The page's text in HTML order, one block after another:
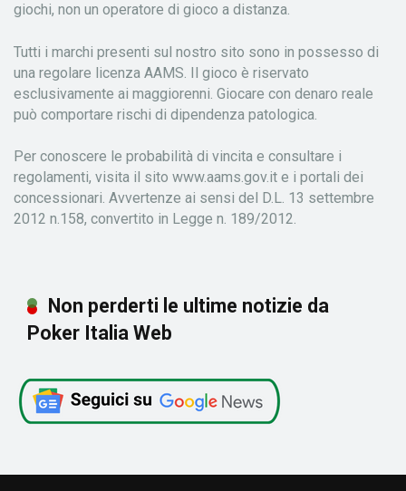
giochi, non un operatore di gioco a distanza.
Tutti i marchi presenti sul nostro sito sono in possesso di
una regolare licenza AAMS. Il gioco è riservato
esclusivamente ai maggiorenni. Giocare con denaro reale
può comportare rischi di dipendenza patologica.
Per conoscere le probabilità di vincita e consultare i
regolamenti, visita il sito www.aams.gov.it e i portali dei
concessionari. Avvertenze ai sensi del D.L. 13 settembre
2012 n.158, convertito in Legge n. 189/2012.
Non perderti le ultime notizie da
Poker Italia Web